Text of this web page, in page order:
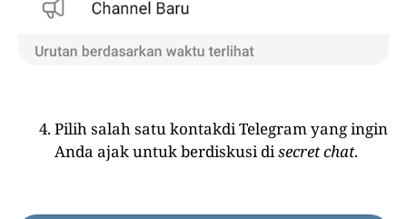
Pilih salah satu kontakdi Telegram yang ingin
Anda ajak untuk berdiskusi disecret chat.